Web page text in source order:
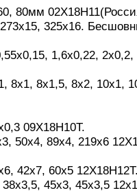
80мм
325х16.
1,6х0,22,
8х1, 8х1,5, 8х2, 10х1,
09Х18Н10Т.
50х4, 89х4, 219х6
42х7, 60х5
45х3, 45х3,5